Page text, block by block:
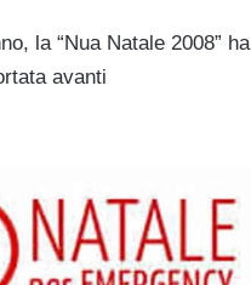
la “Nua Natale 2008” ha
avanti